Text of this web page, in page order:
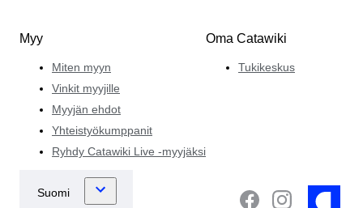
Myy
Miten myyn
Vinkit myyjille
Myyjän ehdot
Yhteistyökumppanit
Ryhdy Catawiki Live -myyjäksi
Oma Catawiki
Tukikeskus